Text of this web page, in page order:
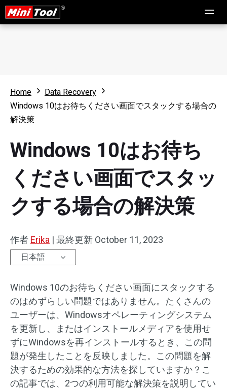
Home
Data Recovery
Windows 10はお待ちください画面でスタックする場合の
解決策
Windows 10はお待ち
ください画面でスタッ
クする場合の解決策
作者 Erika | 最終更新 October 11, 2023
日本語
Windows 10のお待ちください画面にスタックする
のはめずらしい問題ではありません。たくさんの
ユーザーは、Windowsオペレーティングシステム
を更新し、またはインストールメディアを使用せ
ずにWindowsを再インストールするとき、この問
題が発生したことを反映しました。この問題を解
決するための効果的な方法を探していますか？こ
の記事では、2つの利用可能な解決策を説明してい